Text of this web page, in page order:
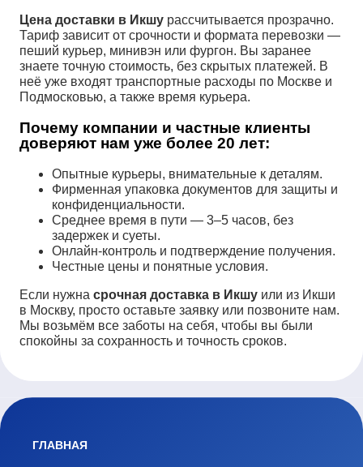
Цена доставки в Икшу рассчитывается прозрачно.
Тариф зависит от срочности и формата перевозки —
пеший курьер, минивэн или фургон. Вы заранее
знаете точную стоимость, без скрытых платежей. В
неё уже входят транспортные расходы по Москве и
Подмосковью, а также время курьера.
Почему компании и частные клиенты
доверяют нам уже более 20 лет:
Опытные курьеры, внимательные к деталям.
Фирменная упаковка документов для защиты и
конфиденциальности.
Среднее время в пути — 3–5 часов, без
задержек и суеты.
Онлайн-контроль и подтверждение получения.
Честные цены и понятные условия.
Если нужна срочная доставка в Икшу или из Икши
в Москву, просто оставьте заявку или позвоните нам.
Мы возьмём все заботы на себя, чтобы вы были
спокойны за сохранность и точность сроков.
ГЛАВНАЯ